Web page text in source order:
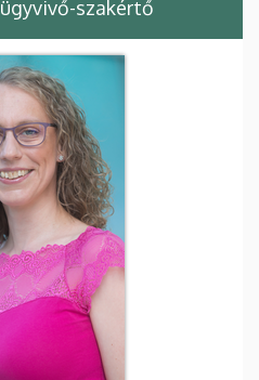
ügyvivő-szakértő